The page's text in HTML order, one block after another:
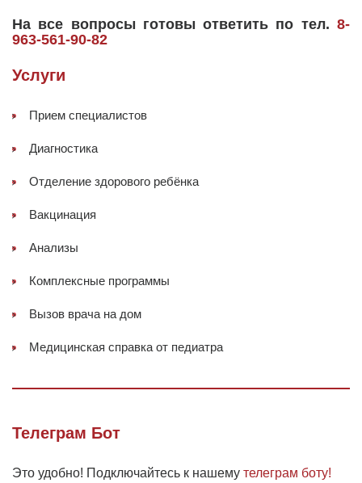
На все вопросы готовы ответить по тел. 8-
963-561-90-82
Услуги
Прием специалистов
Диагностика
Отделение здорового ребёнка
Вакцинация
Анализы
Комплексные программы
Вызов врача на дом
Медицинская справка от педиатра
Телеграм Бот
Это удобно! Подключайтесь к нашему телеграм боту!